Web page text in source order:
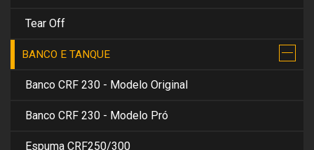
Tear Off
BANCO E TANQUE
Banco CRF 230 - Modelo Original
Banco CRF 230 - Modelo Pró
Espuma CRF250/300